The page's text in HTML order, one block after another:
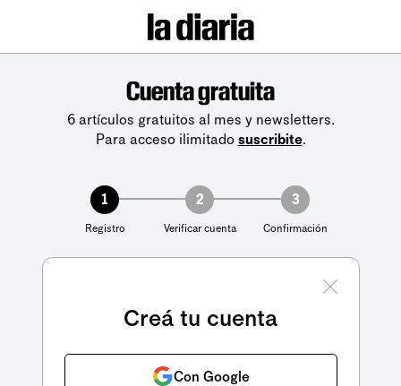
Cuenta gratuita
6 artículos gratuitos al mes y newsletters.
Para acceso ilimitado suscribite.
1
Registro
2
Verificar cuenta
3
Confirmación
Creá tu cuenta
Con Google